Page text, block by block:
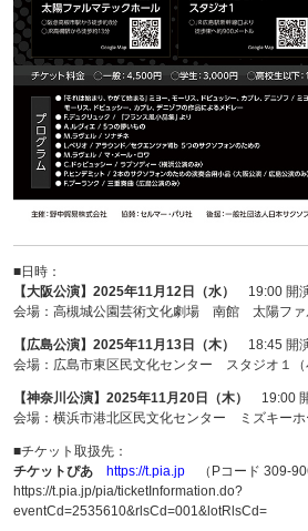
■日時：
【大阪公演】2025年11月12日（水）
19:00 開
会場：高槻城公園芸術文化劇場 南館 太陽ファ
【広島公演】2025年11月13日（木）
18:45 開
会場：広島市東区民文化センター スタジオ１（
【神奈川公演】2025年11月20日（木）
19:00
会場：横浜市港北区民文化センター ミズキーホ
■チケット取扱先：
チケットぴあ
https://t.pia.jp （Pコード 309-
https://t.pia.jp/pia/ticketInformation.do?
eventCd=2535610&rlsCd=001&lotRlsCd=